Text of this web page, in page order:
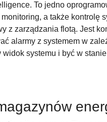
To jedno
a także kontrolę
z zarządzania flotą. Jest
alarmy z systemem w
systemu i być w